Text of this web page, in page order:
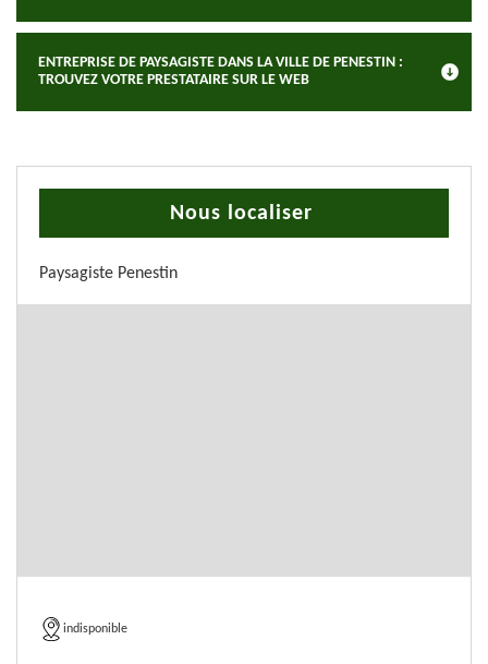
ENTREPRISE DE PAYSAGISTE DANS LA VILLE DE PENESTIN :
TROUVEZ VOTRE PRESTATAIRE SUR LE WEB
Nous localiser
Paysagiste Penestin
indisponible